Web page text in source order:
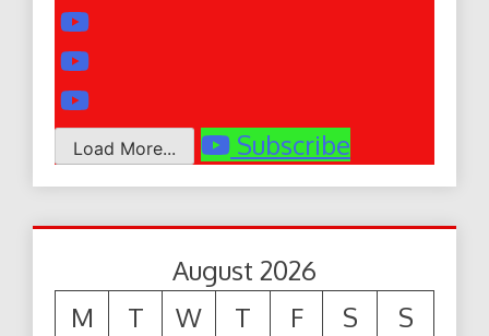
Load More... Subscribe
August 2026
M
T W T F S
S